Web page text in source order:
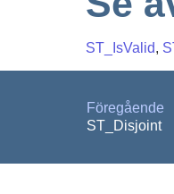
ST_IsValid,
Föregående
ST_Disjoint